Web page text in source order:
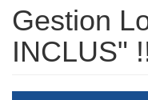
Gestion Locative "TOUT
INCLUS" !!